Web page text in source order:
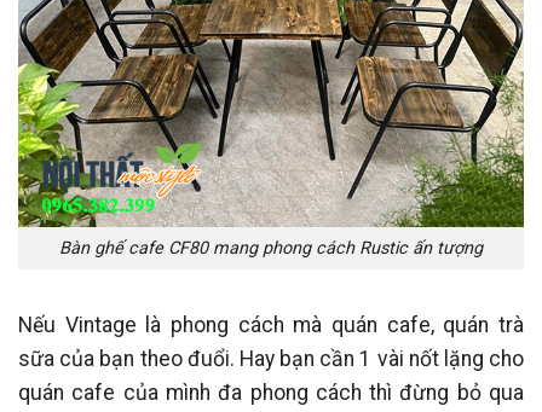
Bàn ghế cafe CF80 mang phong cách Rustic ấn tượng
Nếu Vintage là phong cách mà quán cafe, quán trà
sữa của bạn theo đuổi. Hay bạn cần 1 vài nốt lặng cho
quán cafe của mình đa phong cách thì đừng bỏ qua